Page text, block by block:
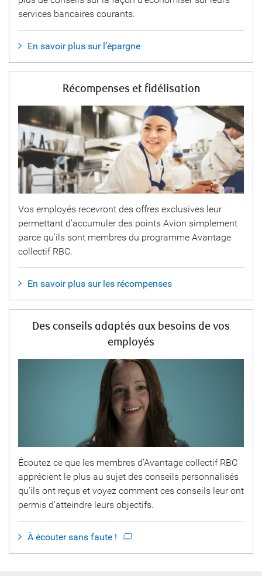
services bancaires courants.
En savoir plus sur l’épargne
Récompenses et fidélisation
Vos employés recevront des offres exclusives leur
permettant d’accumuler des points Avion simplement
parce qu’ils sont membres du programme Avantage
collectif RBC.
En savoir plus sur les récompenses
Des conseils adaptés aux besoins de vos
employés
Écoutez ce que les membres d’Avantage collectif RBC
apprécient le plus au sujet des conseils personnalisés
qu’ils ont reçus et voyez comment ces conseils leur ont
permis d’atteindre leurs objectifs.
À écouter sans faute !